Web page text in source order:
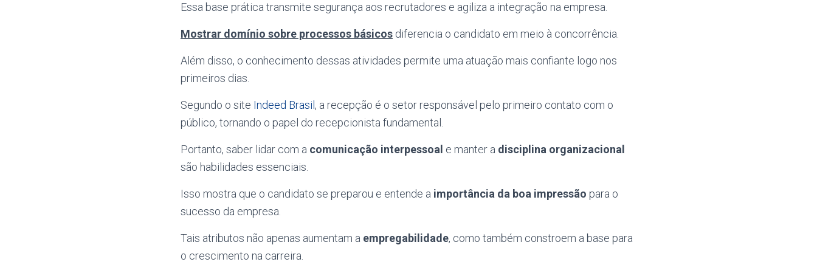
Essa base prática transmite segurança aos recrutadores e agiliza a integração na empresa.
Mostrar domínio sobre processos básicos diferencia o candidato em meio à concorrência.
Além disso, o conhecimento dessas atividades permite uma atuação mais confiante logo nos
primeiros dias.
Segundo o site Indeed Brasil , a recepção é o setor responsável pelo primeiro contato com o
público, tornando o papel do recepcionista fundamental.
Portanto, saber lidar com a comunicação interpessoal e manter a disciplina organizacional
são habilidades essenciais.
Isso mostra que o candidato se preparou e entende a importância da boa impressão para o
sucesso da empresa.
Tais atributos não apenas aumentam a empregabilidade, como também constroem a base para
o crescimento na carreira.